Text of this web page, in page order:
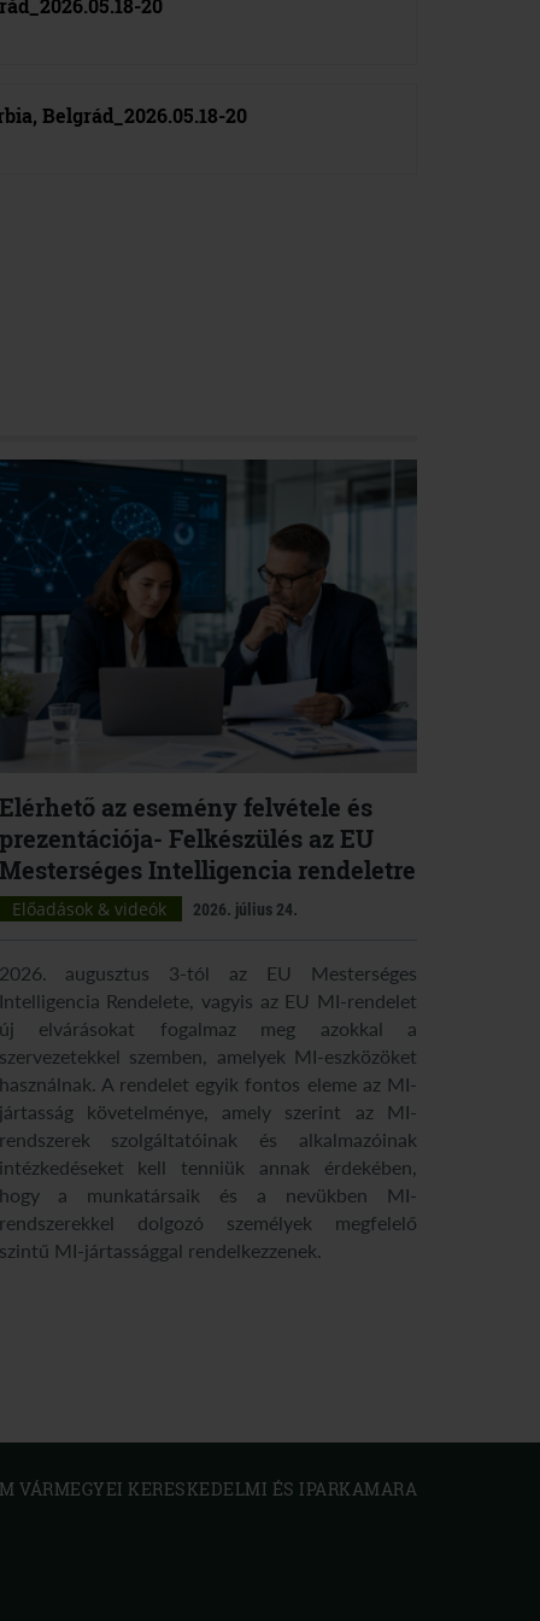
20
Belgrád_2026.05.18-20
Elérhető az esemény felvétele és
prezentációja- Felkészülés az EU
Mesterséges Intelligencia rendeletre
Előadások & videók 2026. július 24.
2026. augusztus 3-tól az EU Mesterséges
Intelligencia Rendelete, vagyis az EU MI-rendelet
új elvárásokat fogalmaz meg azokkal a
szervezetekkel szemben, amelyek MI-eszközöket
használnak. A rendelet egyik fontos eleme az MI-
jártasság követelménye, amely szerint az MI-
rendszerek szolgáltatóinak és alkalmazóinak
intézkedéseket kell tenniük annak érdekében,
hogy a munkatársaik és a nevükben MI-
rendszerekkel dolgozó személyek megfelelő
szintű MI-jártassággal rendelkezzenek.
VÁRMEGYEI KERESKEDELMI ÉS IPARKAMARA